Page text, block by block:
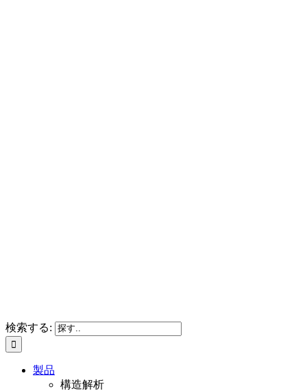
検索する:
製品
構造解析